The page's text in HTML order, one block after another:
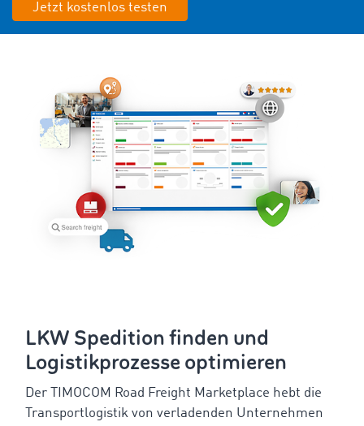
Jetzt kostenlos testen
LKW Spedition finden und
Logistikprozesse optimieren
Der TIMOCOM Road Freight Marketplace hebt die
Transportlogistik von verladenden Unternehmen